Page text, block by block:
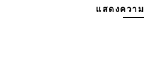
แสดงควา